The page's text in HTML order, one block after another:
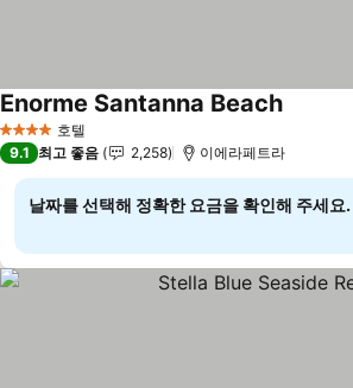
4 성급 호텔
Enorme Santanna Beach요금 보기
9.1 최고 좋음 2,258 이에라페트라
날짜를 선택해 정확한 요금을 확인해 주세요.